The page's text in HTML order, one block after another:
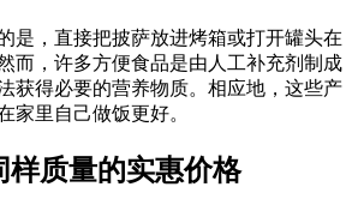
是，直接把披萨放进烤箱或打开罐头在
而，许多方便食品是由人工补充剂制成
获得必要的营养物质。相应地，这些产
家里自己做饭更好。
样质量的实惠价格